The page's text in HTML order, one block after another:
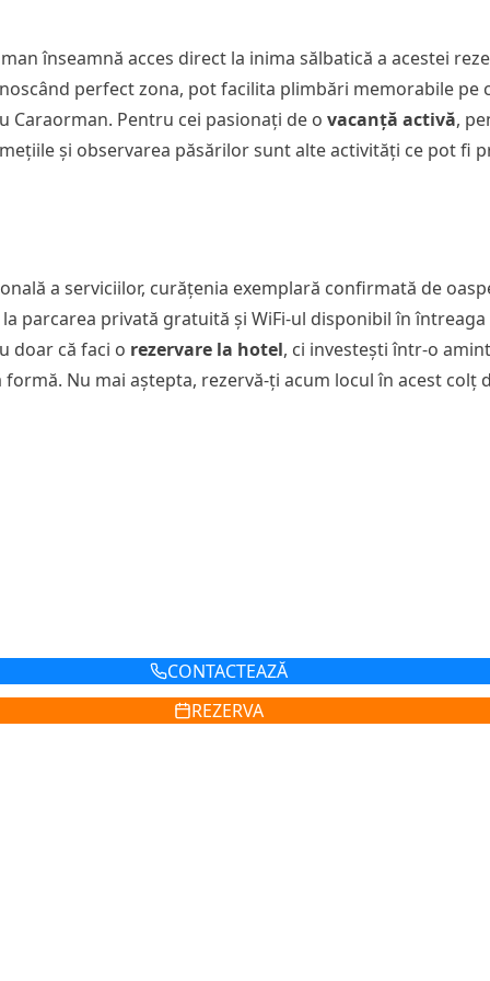
înseamnă acces direct la inima sălbatică a acestei
perfect zona, pot facilita plimbări memorabile pe
Caraorman. Pentru cei pasionați de o vacanță activă,
și observarea păsărilor sunt alte activități ce pot fi
a serviciilor, curățenia exemplară confirmată de
parcarea privată gratuită și WiFi-ul disponibil în
doar că faci o rezervare la hotel, ci investești într-o
Nu mai aștepta, rezervă-ți acum locul în acest colț
CONTACTEAZĂ
REZERVA